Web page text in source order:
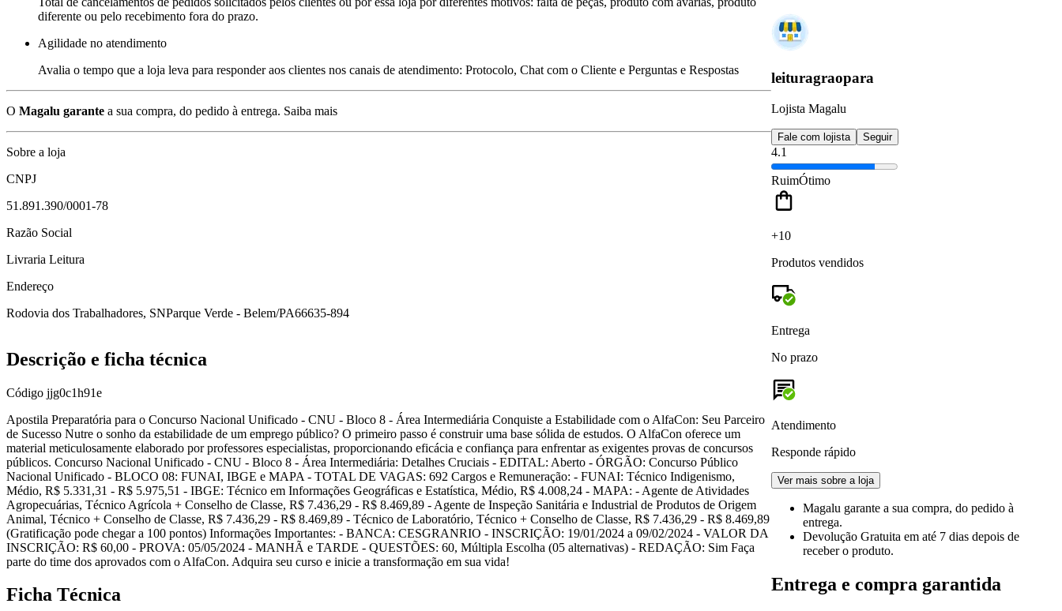
diferente ou pelo recebimento fora do prazo.
Agilidade no atendimento
Avalia o tempo que a loja leva para responder aos clientes nos canais de atendimento: Protocolo, Chat com o Cliente e Perguntas e Respostas
O Magalu garante a sua compra, do pedido à entrega. Saiba mais
Sobre a loja
CNPJ
51.891.390/0001-78
Razão Social
Livraria Leitura
Endereço
Rodovia dos Trabalhadores, SNParque Verde - Belem/PA66635-894
leituragraopara
Lojista Magalu
Fale com lojista Seguir
4.1
RuimÓtimo
+10
Produtos vendidos
Entrega
No prazo
Atendimento
Responde rápido
Ver mais sobre a loja
Magalu garante a sua compra, do pedido à
entrega.
Devolução Gratuita em até 7 dias depois de
receber o produto.
Entrega e compra garantida
Descrição e ficha técnica
Código jjg0c1h91e
Apostila Preparatória para o Concurso Nacional Unificado - CNU - Bloco 8 - Área Intermediária Conquiste a Estabilidade com o AlfaCon: Seu Parceiro
de Sucesso Nutre o sonho da estabilidade de um emprego público? O primeiro passo é construir uma base sólida de estudos. O AlfaCon oferece um
material meticulosamente elaborado por professores especialistas, proporcionando eficácia e confiança para enfrentar as exigentes provas de concursos
públicos. Concurso Nacional Unificado - CNU - Bloco 8 - Área Intermediária: Detalhes Cruciais - EDITAL: Aberto - ÓRGÃO: Concurso Público
Nacional Unificado - BLOCO 08: FUNAI, IBGE e MAPA - TOTAL DE VAGAS: 692 Cargos e Remuneração: - FUNAI: Técnico Indigenismo,
Médio, R$ 5.331,31 - R$ 5.975,51 - IBGE: Técnico em Informações Geográficas e Estatística, Médio, R$ 4.008,24 - MAPA: - Agente de Atividades
Agropecuárias, Técnico Agrícola + Conselho de Classe, R$ 7.436,29 - R$ 8.469,89 - Agente de Inspeção Sanitária e Industrial de Produtos de Origem
Animal, Técnico + Conselho de Classe, R$ 7.436,29 - R$ 8.469,89 - Técnico de Laboratório, Técnico + Conselho de Classe, R$ 7.436,29 - R$ 8.469,89
(Gratificação pode chegar a 100 pontos) Informações Importantes: - BANCA: CESGRANRIO - INSCRIÇÃO: 19/01/2024 a 09/02/2024 - VALOR DA
INSCRIÇÃO: R$ 60,00 - PROVA: 05/05/2024 - MANHÃ e TARDE - QUESTÕES: 60, Múltipla Escolha (05 alternativas) - REDAÇÃO: Sim Faça
parte do time dos aprovados com o AlfaCon. Adquira seu curso e inicie a transformação em sua vida!
Ficha Técnica